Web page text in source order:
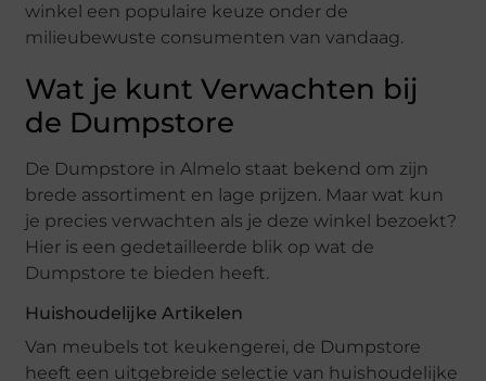
winkel een populaire keuze onder de
milieubewuste consumenten van vandaag.
Wat je kunt Verwachten bij
de Dumpstore
De Dumpstore in Almelo staat bekend om zijn
brede assortiment en lage prijzen. Maar wat kun
je precies verwachten als je deze winkel bezoekt?
Hier is een gedetailleerde blik op wat de
Dumpstore te bieden heeft.
Huishoudelijke Artikelen
Van meubels tot keukengerei, de Dumpstore
heeft een uitgebreide selectie van huishoudelijke